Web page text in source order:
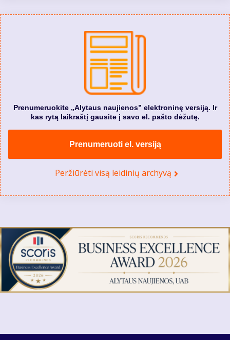
Prenumeruokite „Alytaus naujienos” elektroninę versiją. Ir
kas rytą laikraštį gausite į savo el. pašto dėžutę.
Prenumeruoti el. versiją
Peržiūrėti visą leidinių archyvą